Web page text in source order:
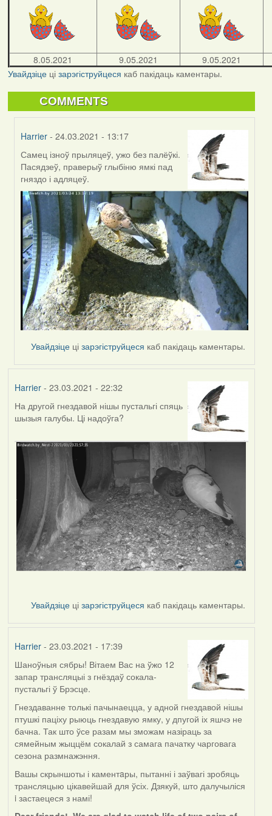
8.05.2021 9.05.2021
9.05.2021
Увайдзіцеці зарэгіструйцеся каб пакідаць каментары.
COMMENTS
Harrier - 24.03.2021 - 13:17
In
reply
to
by
Harrier
Самец ізноў прыляцеў, ужо без палёўкі.
Пасядзеў, праверыў глыбіню ямкі пад
гняздо і адляцеў.
Увайдзіце цізарэгіструйцеся каб пакідаць каментары.
Harrier- 23.03.2021 - 22:32
На другой гнездавой нішы пустальгі спяць
шызыя галубы. Ці надоўга?
Увайдзіце цізарэгіструйцеся каб пакідаць каментары.
Harrier- 23.03.2021 - 17:39
Шаноўныя сябры! Вітаем Вас на ўжо 12
запар трансляцыі з гнёздаў сокала-
пустальгі ў Брэсце.
Гнездаванне толькі пачынаецца, у адной гнездавой нішы
птушкі паціху рыюць гнездавую ямку, у дпугой іх яшчэ не
бачна. Так што ўсе разам мы зможам назіраць за
сямейным жыццём сокалай з самага пачатку чарговага
сезона размнажэння.
Вашы скрыншоты і каментaры, пытанні і заўвагі зробяць
трансляцыю цікавейшай для ўсіх. Дзякуй, што далучыліся
i застаецеся з намі!